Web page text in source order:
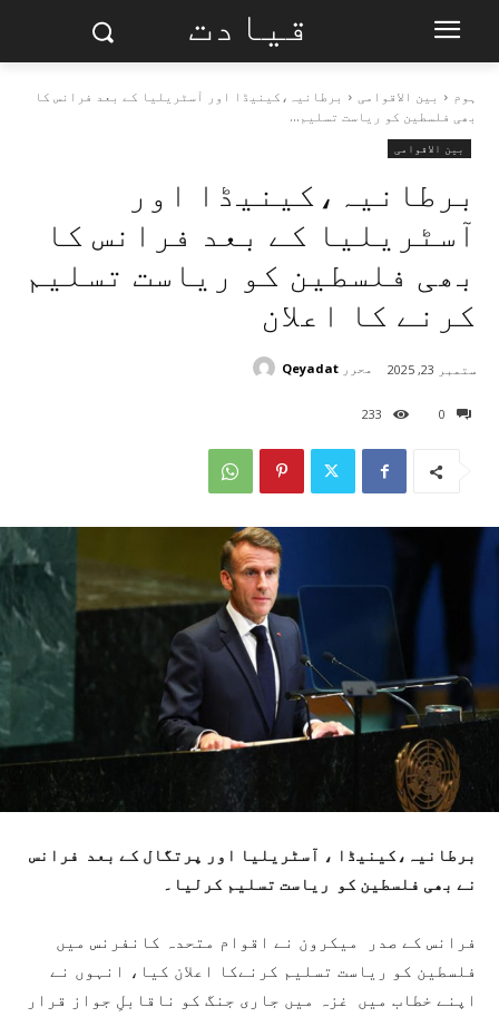
قیادت
ہوم بین الاقوامی
برطانیہ،کینیڈا اور آسٹریلیا کے بعد فرانس کا
بھی فلسطین کو ریاست تسلیم...
بین الاقوامی
برطانیہ،کینیڈا اور
آسٹریلیا کے بعد فرانس کا
بھی فلسطین کو ریاست تسلیم
کرنے کا اعلان
0
233
ستمبر 23, 2025 محرر Qeyadat
برطانیہ،کینیڈا ، آسٹریلیا اور پرتگال کے بعد فرانس
نے بھی فلسطین کو ریاست تسلیم کرلیا۔
فرانس کے صدر میکرون نے اقوام متحدہ کانفرنس میں
فلسطین کو ریاست تسلیم کرنےکا اعلان کیا، انہوں نے
اپنے خطاب میں غزہ میں جاری جنگ کو ناقابلِ جواز قرار